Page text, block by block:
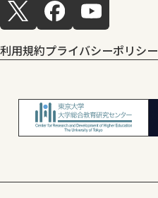
利用規約プライバシーポリシー